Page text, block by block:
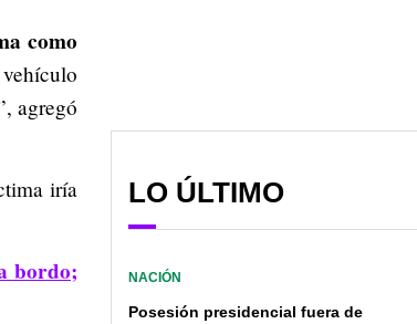
como
agregó
iría
bordo;
LO ÚLTIMO
NACIÓN
Posesión presidencial fuera de